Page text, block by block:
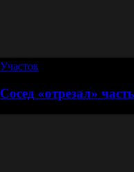
Участок
Сосед «отрезал»